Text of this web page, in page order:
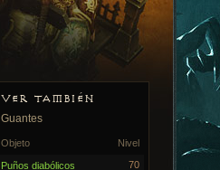
VER TAMBIÉN
Guantes
Nivel
Objeto
Puños diabólicos
70